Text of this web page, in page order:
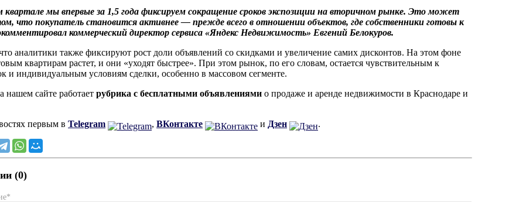
мы впервые за 1,5 года фиксируем сокращение сроков экспозиции на вторичном рынке. Это может
что покупатель становится активнее — прежде всего в отношении объектов, где собственники готовы к
коммерческий директор сервиса «Яндекс Недвижимость» Евгений Белокуров.
аналитики также фиксируют рост доли объявлений со скидками и увеличение самих дисконтов. На этом фоне
квартирам растет, и они «уходят быстрее». При этом рынок, по его словам, остается чувствительным к
и индивидуальным условиям сделки, особенно в массовом сегменте.
сайте работает рубрика с бесплатными объявлениями о продаже и аренде недвижимости в Краснодаре и
первым в Telegram , ВКонтакте и Дзен .
(0)